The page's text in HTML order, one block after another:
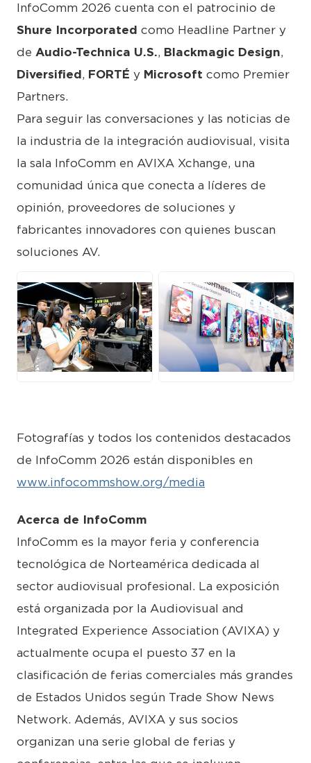
InfoComm 2026 cuenta con el patrocinio de
Shure Incorporated como Headline Partner y
de Audio-Technica U.S., Blackmagic Design,
Diversified, FORTÉ y Microsoft como Premier
Partners.
Para seguir las conversaciones y las noticias de
la industria de la integración audiovisual, visita
la sala InfoComm en AVIXA Xchange, una
comunidad única que conecta a líderes de
opinión, proveedores de soluciones y
fabricantes innovadores con quienes buscan
soluciones AV.
JPG JPG
Fotografías y todos los contenidos destacados
de InfoComm 2026 están disponibles en
www.infocommshow.org/media
Acerca de InfoComm
InfoComm es la mayor feria y conferencia
tecnológica de Norteamérica dedicada al
sector audiovisual profesional. La exposición
está organizada por la Audiovisual and
Integrated Experience Association (AVIXA) y
actualmente ocupa el puesto 37 en la
clasificación de ferias comerciales más grandes
de Estados Unidos según Trade Show News
Network. Además, AVIXA y sus socios
organizan una serie global de ferias y